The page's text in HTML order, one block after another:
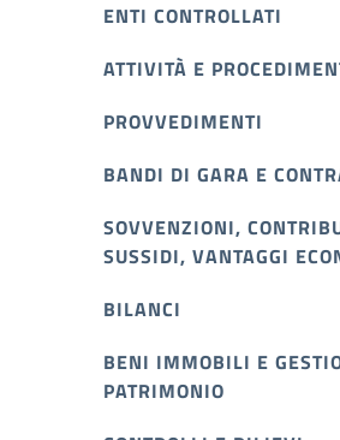
ENTI CONTROLLATI
ATTIVITÀ E
PROVVEDIMENTI
BANDI DI GARA E
SOVVENZIONI,
SUSSIDI, VANTAGGI
BILANCI
BENI IMMOBILI E
PATRIMONIO